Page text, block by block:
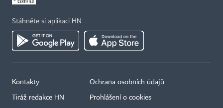
Stáhněte si aplikaci HN
Kontakty
Tiráž redakce HN
Ochrana osobních údajů
Prohlášení o cookies